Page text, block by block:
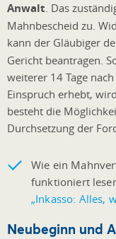
Anwalt. Das
Mahnbescheid zu.
kann der Gläubiger
Gericht beantragen.
weiterer 14 Tage
Einspruch erhebt,
besteht die
Durchsetzung der
Wie ein
funktioniert
„Inkasso: Alles,
Neubeginn und